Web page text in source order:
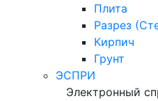
Плита
Разрез
Кирпич
Грунт
ЭСПРИ
Электронный